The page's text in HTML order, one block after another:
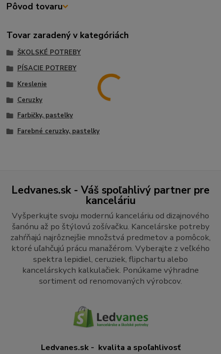
Pôvod tovaru
Tovar zaradený v kategóriách
ŠKOLSKÉ POTREBY
PÍSACIE POTREBY
Kreslenie
Ceruzky
Farbičky, pastelky
Farebné ceruzky, pastelky
Ledvanes.sk - Váš spoľahlivý partner pre
kanceláriu
Vyšperkujte svoju modernú kanceláriu od dizajnového
šanónu až po štýlovú zošívačku. Kancelárske potreby
zahŕňajú najrôznejšie množstvá predmetov a pomôcok,
ktoré uľahčujú prácu manažérom. Vyberajte z veľkého
spektra lepidiel, ceruziek, flipchartu alebo
kancelárskych kalkulačiek. Ponúkame výhradne
sortiment od renomovaných výrobcov.
Ledvanes.sk - kvalita a spoľahlivosť